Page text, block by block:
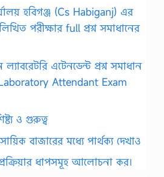
হবিগঞ্জ (Cs Habiganj) এর
পরীক্ষার full প্রশ্ন সমাধানের
এটেনডেন্ট প্রশ্ন সমাধান
Attendant Exam
ও গুরুত্ব
বাজারের মধ্যে পার্থক্য দেখাও
প্রক্রিয়ার ধাপসমূহ আলোচনা কর।